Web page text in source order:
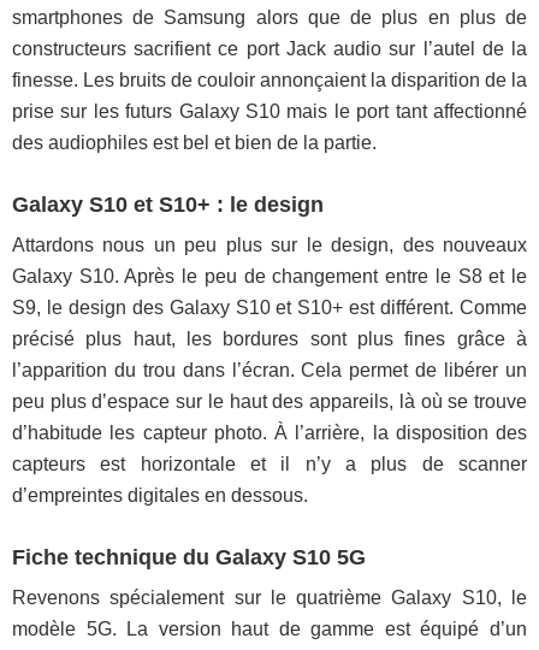
smartphones de Samsung alors que de plus en plus de
constructeurs sacrifient ce port Jack audio sur l’autel de la
finesse. Les bruits de couloir annonçaient la disparition de la
prise sur les futurs Galaxy S10 mais le port tant affectionné
des audiophiles est bel et bien de la partie.
Galaxy S10 et S10+ : le design
Attardons nous un peu plus sur le design, des nouveaux
Galaxy S10. Après le peu de changement entre le S8 et le
S9, le design des Galaxy S10 et S10+ est différent. Comme
précisé plus haut, les bordures sont plus fines grâce à
l’apparition du trou dans l’écran. Cela permet de libérer un
peu plus d’espace sur le haut des appareils, là où se trouve
d’habitude les capteur photo. À l’arrière, la disposition des
capteurs est horizontale et il n’y a plus de scanner
d’empreintes digitales en dessous.
Fiche technique du Galaxy S10 5G
Revenons spécialement sur le quatrième Galaxy S10, le
modèle 5G. La version haut de gamme est équipé d’un